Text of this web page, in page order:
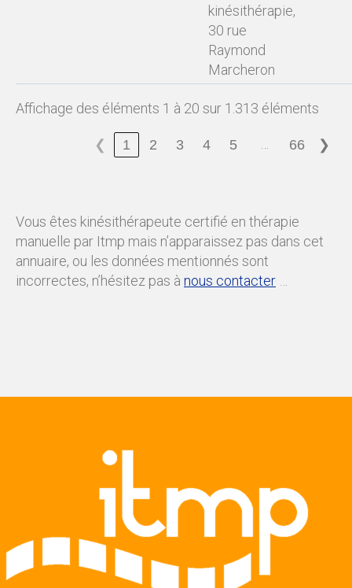
kinésithérapie,
30 rue
Raymond
Marcheron
Affichage des éléments 1 à 20 sur 1.313 éléments
❮ 1 2 3 4 5 66 ❯
Vous êtes kinésithérapeute certifié en thérapie
manuelle par Itmp mais n’apparaissez pas dans cet
annuaire, ou les données mentionnés sont
incorrectes, n’hésitez pas à nous contacter